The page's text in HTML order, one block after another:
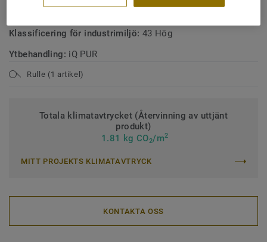
Klassificering för industrimiljö: 43 Hög
Ytbehandling: iQ PUR
Rulle (1 artikel)
Totala klimatavtrycket (Återvinning av uttjänt
produkt)
1.81 kg CO2/m2
MITT PROJEKTS KLIMATAVTRYCK
KONTAKTA OSS